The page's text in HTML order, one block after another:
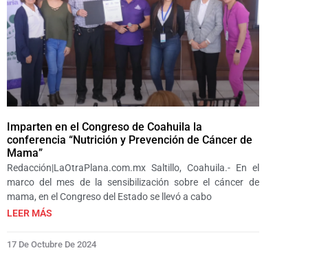
Imparten en el Congreso de Coahuila la
conferencia “Nutrición y Prevención de Cáncer de
Mama”
Redacción|LaOtraPlana.com.mx Saltillo, Coahuila.- En el
marco del mes de la sensibilización sobre el cáncer de
mama, en el Congreso del Estado se llevó a cabo
LEER MÁS
17 De Octubre De 2024